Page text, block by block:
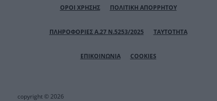
ΟΡΟΙ ΧΡΗΣΗΣ ΠΟΛΙΤΙΚΗ ΑΠΟΡΡΗΤΟΥ
ΠΛΗΡΟΦΟΡΙΕΣ Α.27 Ν.5253/2025 ΤΑΥΤΟΤΗΤΑ
ΕΠΙΚΟΙΝΩΝΙΑ COOKIES
copyright © 2026